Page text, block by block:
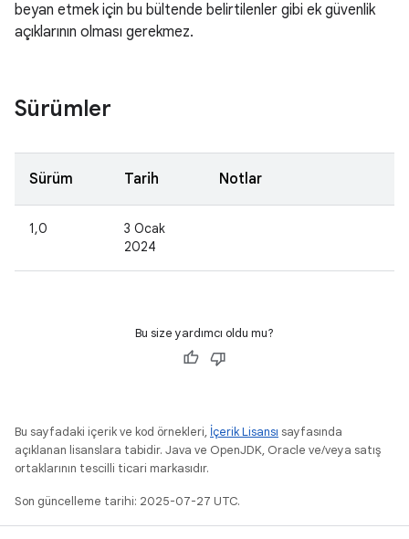
beyan etmek için bu bültende belirtilenler gibi ek güvenlik
açıklarının olması gerekmez.
Sürümler
Sürüm Tarih Notlar
1,0
3 Ocak
2024
Bu size yardımcı oldu mu?
Bu sayfadaki içerik ve kod örnekleri, İçerik Lisansı sayfasında
açıklanan lisanslara tabidir. Java ve OpenJDK, Oracle ve/veya satış
ortaklarının tescilli ticari markasıdır.
Son güncelleme tarihi: 2025-07-27 UTC.